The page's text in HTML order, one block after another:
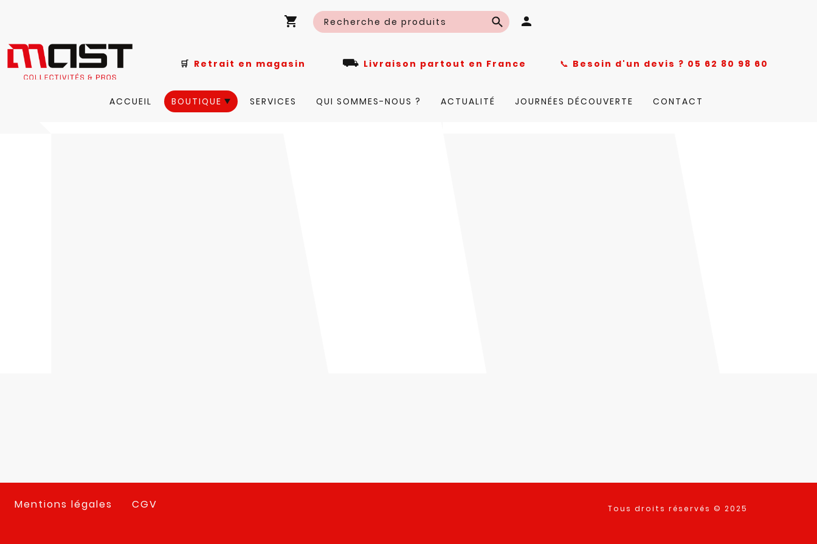
🛒 Retrait en magasin ⛟ Livraison partout en France 📞 Besoin d'un devis ? 05 62 80 98 60
ACCUEIL BOUTIQUE SERVICES QUI SOMMES-NOUS ? ACTUALITÉ JOURNÉES DÉCOUVERTE CONTACT
Mentions légales CGV Tous droits réservés © 2025